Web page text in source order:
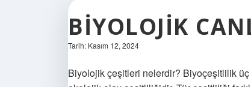
BIYOLOJIK
Tarih: Kasım 12, 2024
Biyolojik çeşitleri nelerdir? Biyoçeşitlilik